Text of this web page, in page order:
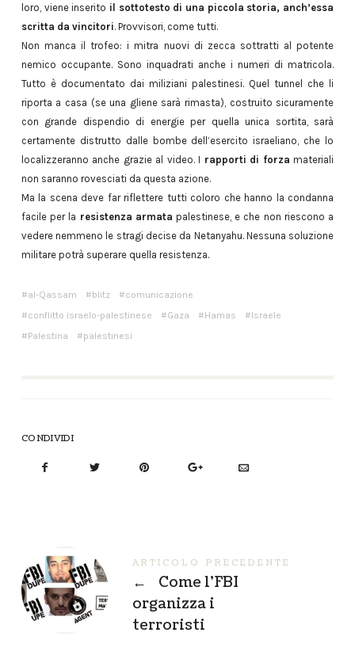
loro, viene inserito il sottotesto di una piccola storia, anch’essa
scritta da vincitori. Provvisori, come tutti.
Non manca il trofeo: i mitra nuovi di zecca sottratti al potente
nemico occupante. Sono inquadrati anche i numeri di matricola.
Tutto è documentato dai miliziani palestinesi. Quel tunnel che li
riporta a casa (se una gliene sarà rimasta), costruito sicuramente
con grande dispendio di energie per quella unica sortita, sarà
certamente distrutto dalle bombe dell’esercito israeliano, che lo
localizzeranno anche grazie al video. I rapporti di forza materiali
non saranno rovesciati da questa azione.
Ma la scena deve far riflettere tutti coloro che hanno la condanna
facile per la resistenza armata palestinese, e che non riescono a
vedere nemmeno le stragi decise da Netanyahu. Nessuna soluzione
militare potrà superare quella resistenza.
al-Qassam blitz
comunicazione
conflitto israelo-palestinese
Gaza Hamas
Israele
Palestina
palestinesi
CONDIVIDI
ARTICOLO PRECEDENTE
←
Come l’FBI
organizza i
terroristi